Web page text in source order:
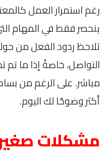
رغم استمرار العمل
ينحصر فقط في المهام
تلاحظ ردود الفعل من
التواصل، خاصةً إذا ما
مباشر. على الرغم من
أكثر وضوحًا لك اليوم.
مشكلات